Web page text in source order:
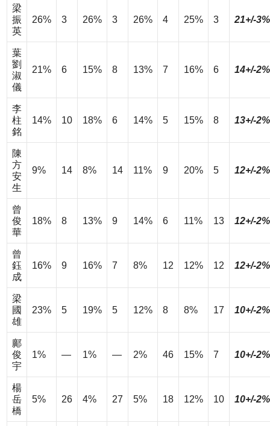
梁
振
英
26% 3 26% 3 26% 4 25% 3 21+/-3%
葉
劉
淑
儀
21% 6 15% 8 13% 7 16% 6 14+/-2%
李
柱
銘
14% 10 18% 6 14% 5 15% 8 13+/-2%
陳
方
安
生
9% 14 8% 14 11% 9 20% 5 12+/-2%
曾
俊
華
18% 8 13% 9 14% 6 11% 13 12+/-2%
曾
鈺
成
16% 9 16% 7 8% 12 12% 12 12+/-2%
梁
國
雄
23% 5 19% 5 12% 8 8% 17 10+/-2%
鄺
俊
宇
1% — 1% — 2% 46 15% 7 10+/-2%
楊
岳
橋
5% 26 4% 27 5% 18 12% 10 10+/-2%